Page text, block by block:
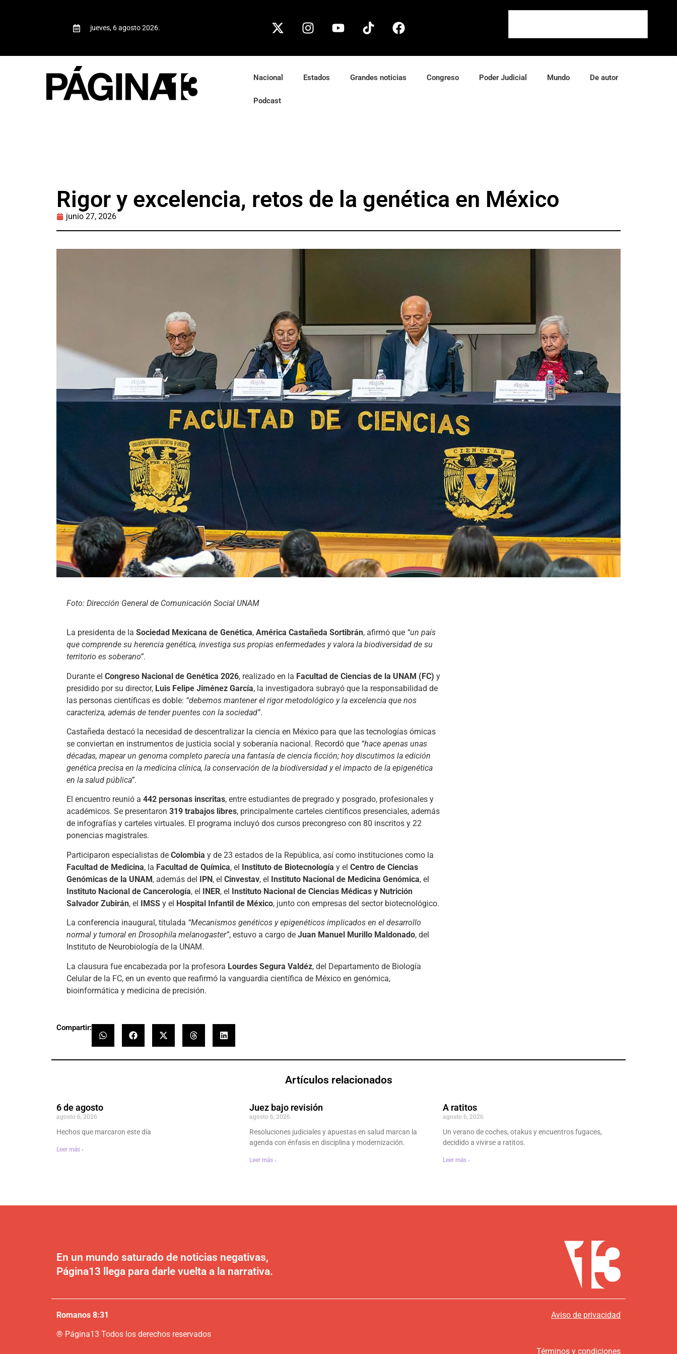
jueves, 6 agosto 2026.
Nacional Estados Grandes noticias Congreso Poder Judicial Mundo De autor
Podcast
Rigor y excelencia, retos de la genética en México
junio 27, 2026
Foto: Dirección General de Comunicación Social UNAM
La presidenta de la Sociedad Mexicana de Genética, América Castañeda Sortibrán, afirmó que “un país
que comprende su herencia genética, investiga sus propias enfermedades y valora la biodiversidad de su
territorio es soberano”.
Durante el Congreso Nacional de Genética 2026, realizado en la Facultad de Ciencias de la UNAM (FC) y
presidido por su director, Luis Felipe Jiménez García, la investigadora subrayó que la responsabilidad de
las personas científicas es doble: “debemos mantener el rigor metodológico y la excelencia que nos
caracteriza, además de tender puentes con la sociedad”.
Castañeda destacó la necesidad de descentralizar la ciencia en México para que las tecnologías ómicas
se conviertan en instrumentos de justicia social y soberanía nacional. Recordó que “hace apenas unas
décadas, mapear un genoma completo parecía una fantasía de ciencia ficción; hoy discutimos la edición
genética precisa en la medicina clínica, la conservación de la biodiversidad y el impacto de la epigenética
en la salud pública”.
El encuentro reunió a 442 personas inscritas, entre estudiantes de pregrado y posgrado, profesionales y
académicos. Se presentaron 319 trabajos libres, principalmente carteles científicos presenciales, además
de infografías y carteles virtuales. El programa incluyó dos cursos precongreso con 80 inscritos y 22
ponencias magistrales.
Participaron especialistas de Colombia y de 23 estados de la República, así como instituciones como la
Facultad de Medicina, la Facultad de Química, el Instituto de Biotecnología y el Centro de Ciencias
Genómicas de la UNAM, además del IPN, el Cinvestav, el Instituto Nacional de Medicina Genómica, el
Instituto Nacional de Cancerología, el INER, el Instituto Nacional de Ciencias Médicas y Nutrición
Salvador Zubirán, el IMSS y el Hospital Infantil de México, junto con empresas del sector biotecnológico.
La conferencia inaugural, titulada “Mecanismos genéticos y epigenéticos implicados en el desarrollo
normal y tumoral en Drosophila melanogaster”, estuvo a cargo de Juan Manuel Murillo Maldonado, del
Instituto de Neurobiología de la UNAM.
La clausura fue encabezada por la profesora Lourdes Segura Valdéz, del Departamento de Biología
Celular de la FC, en un evento que reafirmó la vanguardia científica de México en genómica,
bioinformática y medicina de precisión.
Compartir:
Artículos relacionados
6 de agosto
agosto 6, 2026
Hechos que marcaron este día
Leer más ›
Juez bajo revisión
agosto 6, 2026
Resoluciones judiciales y apuestas en salud marcan la
agenda con énfasis en disciplina y modernización.
Leer más ›
A ratitos
agosto 6, 2026
Un verano de coches, otakus y encuentros fugaces,
decidido a vivirse a ratitos.
Leer más ›
En un mundo saturado de noticias negativas,
Página13 llega para darle vuelta a la narrativa.
Romanos 8:31
® Página13 Todos los derechos reservados
Aviso de privacidad
Términos y condiciones